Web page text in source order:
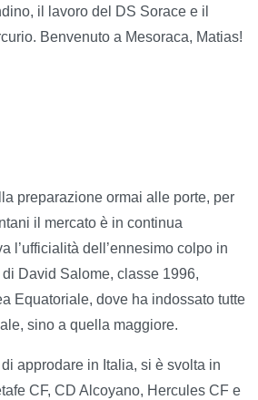
il lavoro del DS Sorace e il
Benvenuto a Mesoraca, Matias!
preparazione ormai alle porte, per
il mercato è in continua
l’ufficialità dell’ennesimo colpo in
David Salome, classe 1996,
Equatoriale, dove ha indossato tutte
sino a quella maggiore.
approdare in Italia, si è svolta in
CF, CD Alcoyano, Hercules CF e